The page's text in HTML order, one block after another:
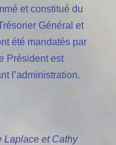
et constitué du
Général et
été mandatés par
Président est
l’administration.
Laplace et Cathy